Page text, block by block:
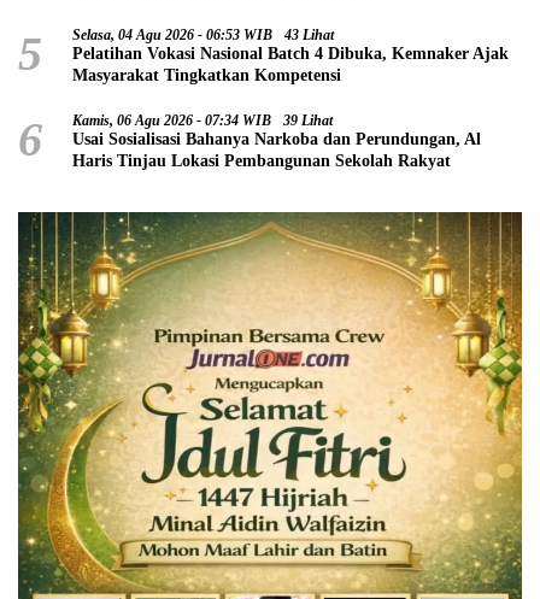
5 Selasa, 04 Agu 2026 - 06:53 WIB 43 Lihat
Pelatihan Vokasi Nasional Batch 4 Dibuka, Kemnaker Ajak
Masyarakat Tingkatkan Kompetensi
6 Kamis, 06 Agu 2026 - 07:34 WIB 39 Lihat
Usai Sosialisasi Bahanya Narkoba dan Perundungan, Al
Haris Tinjau Lokasi Pembangunan Sekolah Rakyat